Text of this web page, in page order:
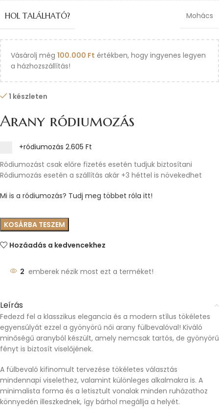
HOL TALÁLHATÓ? Mohács
Vásárolj még 100.000 Ft értékben, hogy ingyenes legyen
a házhozszállítás!
1 készleten
Arany ródiumozás
+ródiumozás 2.605 Ft
Ródiumozást csak előre fizetés esetén tudjuk biztosítani
Ródiumozás esetén a szállítás akár +3 héttel is növekedhet
Mi is a ródiumozás? Tudj meg többet róla itt!
KOSÁRBA TESZEM
Hozáadás a kedvencekhez
2 emberek nézik most ezt a terméket!
Leírás
Fedezd fel a klasszikus elegancia és a modern stílus tökéletes
egyensúlyát ezzel a gyönyörű női arany fülbevalóval! Kiváló
minőségű aranyból készült, amely nemcsak tartós, de gyönyörű
fényt is biztosít viselőjének.
A fülbevaló kifinomult tervezése tökéletes választás
mindennapi viselethez, valamint különleges alkalmakra is. A
minimalista forma és a letisztult vonalak minden ruházathoz
könnyedén illeszkednek, így bárhol megállja a helyét.